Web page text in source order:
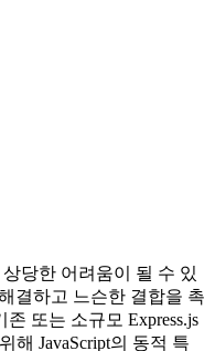
당한 어려움이 될 수 있
결하고 느슨한 결합을 촉
또는 소규모 Express.js
JavaScript의 동적 특